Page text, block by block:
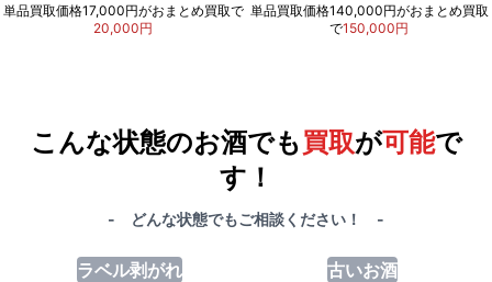
単品買取価格17,000円がおまとめ買取で
20,000円
単品買取価格140,000円がおまとめ買取
で150,000円
こんな状態のお酒でも買取が可能で
す！
- どんな状態でもご相談ください！ -
ラベル剥がれ 古いお酒